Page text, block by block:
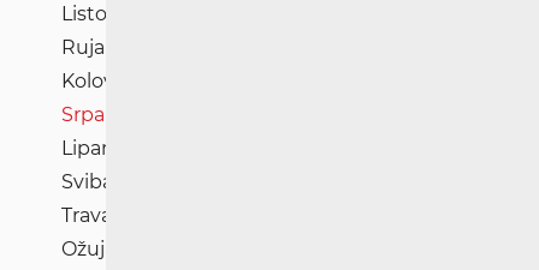
Listopad '21
Rujan '21
Kolovoz '21
Srpanj '21
Lipanj '21
Svibanj '21
Travanj '21
Ožujak '21